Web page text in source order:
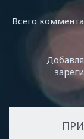
Всего